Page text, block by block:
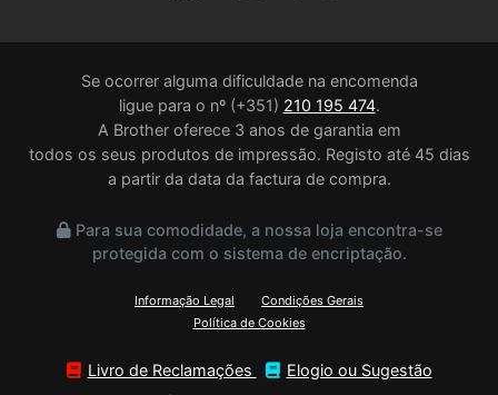
Se ocorrer alguma dificuldade na encomenda
ligue para o nº (+351) 210 195 474.
A Brother oferece 3 anos de garantia em
todos os seus produtos de impressão. Registo até 45 dias
a partir da data da factura de compra.
Para sua comodidade, a nossa loja encontra-se
protegida com o sistema de encriptação.
Informação Legal
Condições Gerais
Política de Cookies
Livro de Reclamações
Elogio ou Sugestão